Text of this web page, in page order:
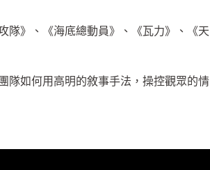
隊》、《海底總動員》、《瓦力》、《天
隊如何用高明的敘事手法，操控觀眾的情